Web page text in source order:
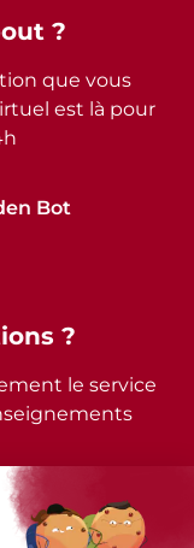
?
que vous
est là pour
Bot
?
le service
droits réservés